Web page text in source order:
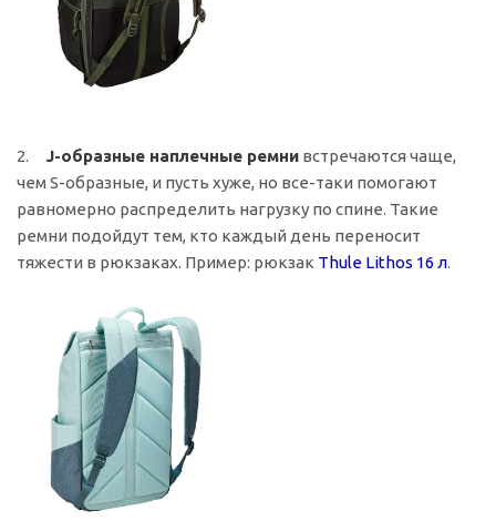
2. J-образные наплечные ремни встречаются чаще,
чем S-образные, и пусть хуже, но все-таки помогают
равномерно распределить нагрузку по спине. Такие
ремни подойдут тем, кто каждый день переносит
тяжести в рюкзаках. Пример: рюкзак Thule Lithos 16 л.